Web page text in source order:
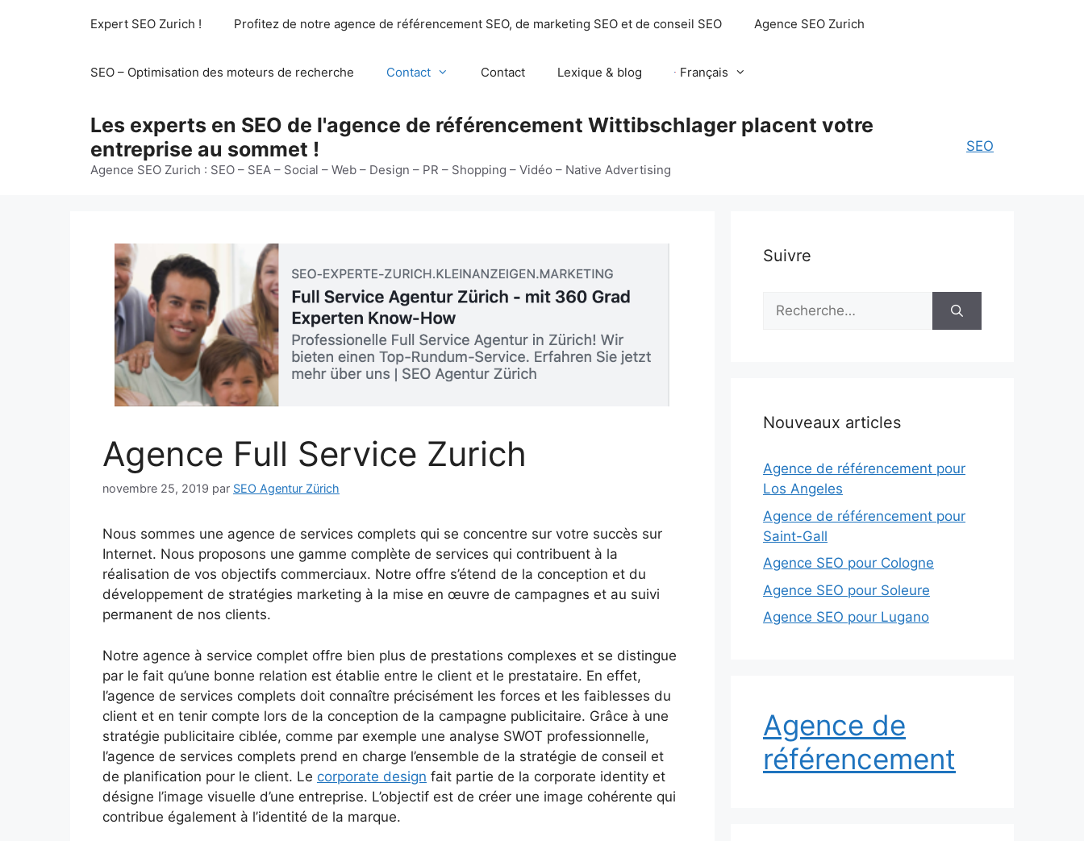
Expert SEO Zurich ! Profitez de notre agence de référencement SEO, de marketing SEO et de conseil SEO Agence SEO Zurich
SEO – Optimisation des moteurs de recherche Contact Contact Lexique & blog Français
Les experts en SEO de l'agence de référencement Wittibschlager placent votre
entreprise au sommet !
Agence SEO Zurich : SEO – SEA – Social – Web – Design – PR – Shopping – Vidéo – Native Advertising
SEO
Agence Full Service Zurich
novembre 25, 2019 par SEO Agentur Zürich
Nous sommes une agence de services complets qui se concentre sur votre succès sur
Internet. Nous proposons une gamme complète de services qui contribuent à la
réalisation de vos objectifs commerciaux. Notre offre s’étend de la conception et du
développement de stratégies marketing à la mise en œuvre de campagnes et au suivi
permanent de nos clients.
Notre agence à service complet offre bien plus de prestations complexes et se distingue
par le fait qu’une bonne relation est établie entre le client et le prestataire. En effet,
l’agence de services complets doit connaître précisément les forces et les faiblesses du
client et en tenir compte lors de la conception de la campagne publicitaire. Grâce à une
stratégie publicitaire ciblée, comme par exemple une analyse SWOT professionnelle,
l’agence de services complets prend en charge l’ensemble de la stratégie de conseil et
de planification pour le client. Le corporate design fait partie de la corporate identity et
désigne l’image visuelle d’une entreprise. L’objectif est de créer une image cohérente qui
contribue également à l’identité de la marque.
Suivre
Rechercher :
Nouveaux articles
Agence de référencement pour
Los Angeles
Agence de référencement pour
Saint-Gall
Agence SEO pour Cologne
Agence SEO pour Soleure
Agence SEO pour Lugano
Agence de
référencement